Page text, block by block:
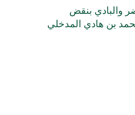
والبادي بنقض
بن هادي المدخلي